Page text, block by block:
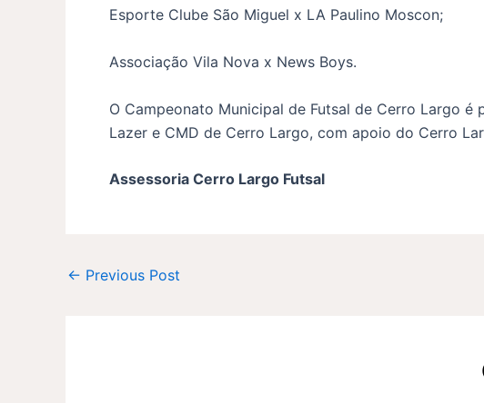
Esporte Clube São Miguel x LA Paulino Moscon;
Associação Vila Nova x News Boys.
O Campeonato Municipal de Futsal de Cerro Largo
Lazer e CMD de Cerro Largo, com apoio do Cerro
Assessoria Cerro Largo Futsal
← Previous Post